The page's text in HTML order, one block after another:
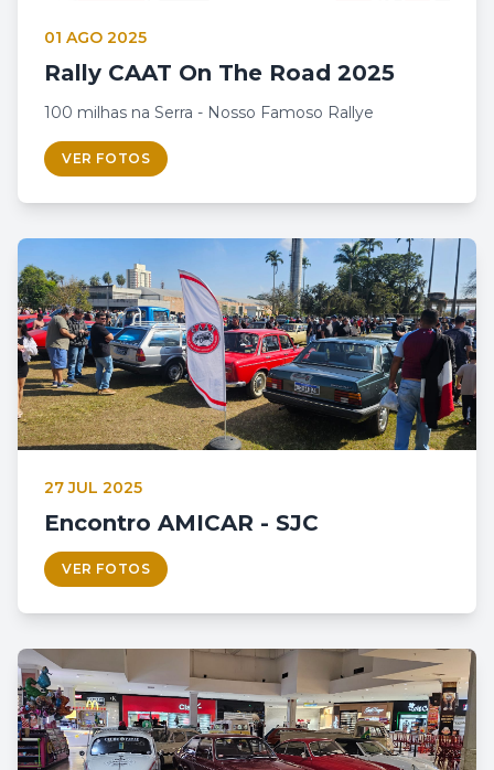
01 AGO 2025
Rally CAAT On The Road 2025
100 milhas na Serra - Nosso Famoso Rallye
VER FOTOS
27 JUL 2025
Encontro AMICAR - SJC
VER FOTOS